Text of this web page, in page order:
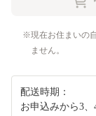
現在お住まいの
ません。
配送時期：
お申込みから3